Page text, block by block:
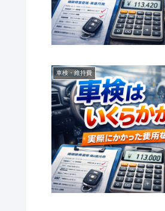
車検・維持費